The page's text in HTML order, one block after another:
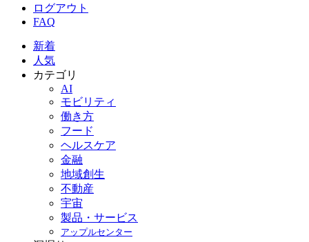
ログアウト
FAQ
新着
人気
カテゴリ
AI
モビリティ
働き方
フード
ヘルスケア
金融
地域創生
不動産
宇宙
製品・サービス
アップルセンター